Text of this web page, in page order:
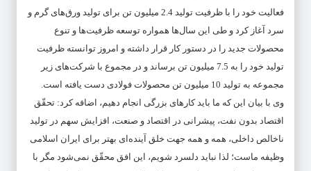
فعالیت خود را با ظرفیت تولید 2.4 میلیون تن برای تولید ورق‌های گرم و
سرد آغاز کرد و طی این سال‌ها همواره توسعه ظرفیت‌ها و تنوع
محصولات جدید را در دستور کار قرار داشته و امروز توانسته ظرفیت
تولید خود را به 7.5 میلیون تن برساند و در مجموع با شرکت‌های زیر
مجموعه به تولید 10 میلیون تن محصولات فولادی دست یافته است.
وی با بیان این که ما باید کارهای بزرگی انجام دهیم، اضافه کرد: تحقّق
اقتصاد بدون نفت، پیشرانی در اقتصاد و صنعت، افزایش سهم در تولید
ناخالص داخلی، همه و همه جهت خلق آینده‌ای بهتر برای ایران اسلامی
وظیفه ماست؛ لذا نباید دلسرد شویم، این افق محقّق نمی‌شود مگر با